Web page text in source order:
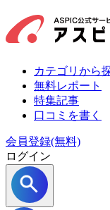
カテゴリから
無料レポート
特集記事
口コミを書く
会員登録(無料)
ログイン